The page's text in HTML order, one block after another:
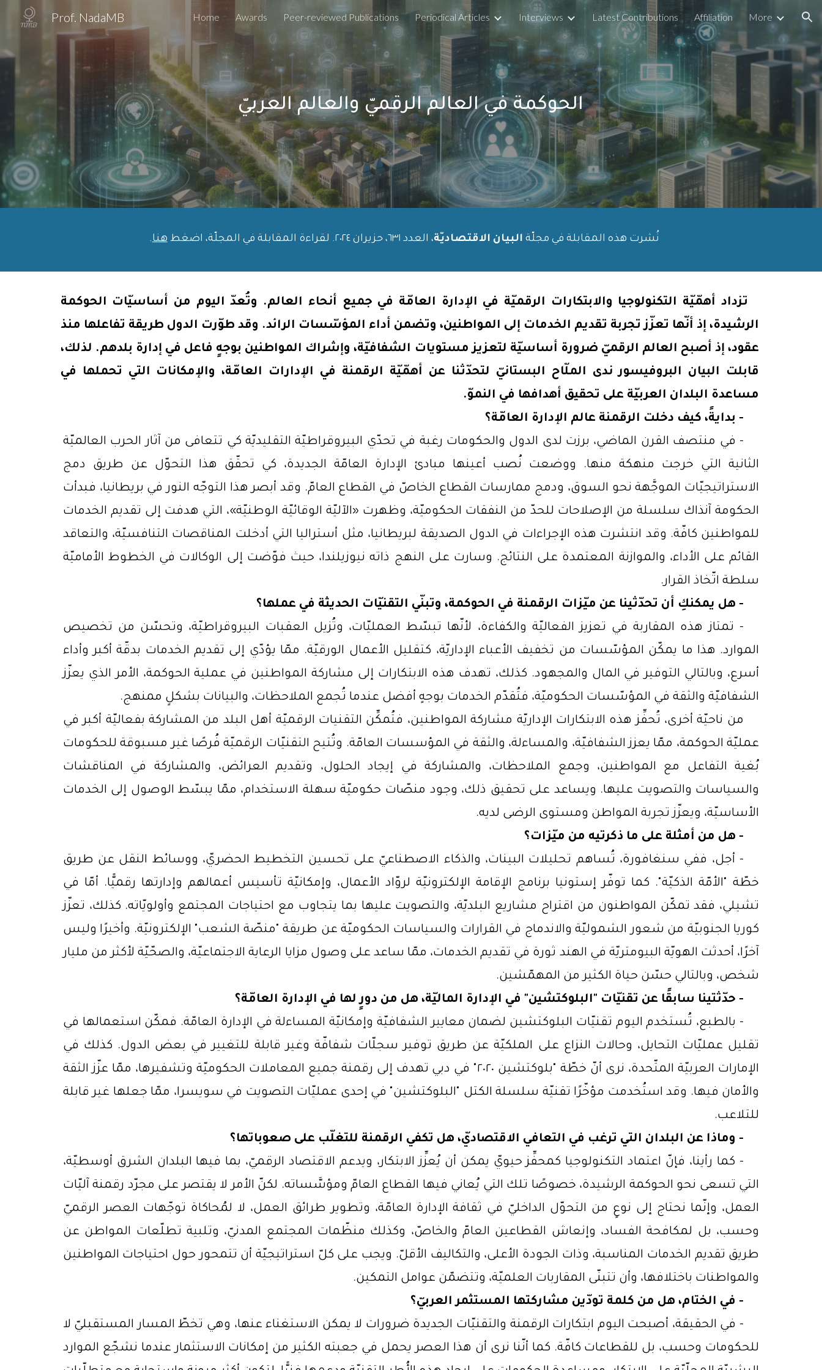
Skip to main content Skip to navigation
Prof. NadaMB Home Awards Peer-reviewed Publications Periodical Articles Interviews Latest Contributions Affiliation More
الحوكمة في العالم الرقميّ والعالم العربيّ
نُشرت هذه المقابلة في مجلّة البيان الاقتصاديّة، العدد ٦ ٣١ ،حزيران٢٠٢٤. لقراءة المقابلة في المجلّة، اضغط هنا.
تزداد أهمّيّة التكنولوجيا والابتكارات الرقميّة في الإدارة العامّة في جميع أنحاء العالم. وتُعدّ اليوم من أساسيّات الحوكمة
الرشيدة، إذ أنّها تعزّز تجربة تقديم الخدمات إلى المواطنين، وتضمن أداء المؤسّسات الرائد. وقد طوّرت الدول طريقة تفاعلها منذ
عقود، إذ أصبح العالم الرقميّ ضرورة أساسيّة لتعزيز مستويات الشفافيّة، وإشراك المواطنين بوجهٍ فاعل في إدارة بلدهم. لذلك،
قابلت البيان البروفيسور ندى الملّاح البستانيّ لتحدّثنا عن أهمّيّة الرقمنة في الإدارات العامّة، والإمكانات التي تحملها في
مساعدة البلدان العربيّة على تحقيق أهدافها في النموّ.
- بدايةً، كيف دخلت الرقمنة عالم الإدارة العامّة؟
- في منتصف القرن الماضي، برزت لدى الدول والحكومات رغبة في تحدّي البيروقراطيّة التقليديّة كي تتعافى من آثار الحرب العالميّة
الثانية التي خرجت منهكة منها. ووضعت نُصب أعينها مبادئ الإدارة العامّة الجديدة، كي تحقّق هذا التحوّل عن طريق دمج
الاستراتيجيّات الموجَّهة نحو السوق، ودمج ممارسات القطاع الخاصّ في القطاع العامّ. وقد أبصر هذا التوجّه النور في بريطانيا، فبدأت
الحكومة آنذاك سلسلة من الإصلاحات للحدّ من النفقات الحكوميّة، وظهرت «الآليّة الوقائيّة الوطنيّة»، التي هدفت إلى تقديم الخدمات
للمواطنين كافّة. وقد انتشرت هذه الإجراءات في الدول الصديقة لبريطانيا، مثل أستراليا التي أدخلت المناقصات التنافسيّة، والتعاقد
القائم على الأداء، والموازنة المعتمدة على النتائج. وسارت على النهج ذاته نيوزيلندا، حيث فوّضت إلى الوكالات في الخطوط الأماميّة
سلطة اتّخاذ القرار.
- هل يمكنكِ أن تحدّثينا عن ميّزات الرقمنة في الحوكمة، وتبنّي التقنيّات الحديثة في عملها؟
- تمتاز هذه المقاربة في تعزيز الفعاليّة والكفاءة، لأنّها تبسّط العمليّات، وتُزيل العقبات البيروقراطيّة، وتحسّن من تخصيص
الموارد. هذا ما يمكّن المؤسّسات من تخفيف الأعباء الإداريّة، كتقليل الأعمال الورقيّة. ممّا يؤدّي إلى تقديم الخدمات بدقّة أكبر وأداء
أسرع، وبالتالي التوفير في المال والمجهود. كذلك، تهدف هذه الابتكارات إلى مشاركة المواطنين في عملية الحوكمة، الأمر الذي يعزّز
الشفافيّة والثقة في المؤسّسات الحكوميّة، فتُقدّم الخدمات بوجهٍ أفضل عندما تُجمع الملاحظات، والبيانات بشكلٍ ممنهج.
من ناحيّة أخرى، تُحفِّز هذه الابتكارات الإداريّة مشاركة المواطنين، فتُمكِّن التقنيات الرقميّة أهل البلد من المشاركة بفعاليّة أكبر في
عمليّة الحوكمة، ممّا يعزز الشفافيّة، والمساءلة، والثقة في المؤسسات العامّة. وتُتيح التقنيّات الرقميّة فُرصًا غير مسبوقة للحكومات
بُغية التفاعل مع المواطنين، وجمع الملاحظات، والمشاركة في إيجاد الحلول، وتقديم العرائض، والمشاركة في المناقشات
والسياسات والتصويت عليها. ويساعد على تحقيق ذلك، وجود منصّات حكوميّة سهلة الاستخدام، ممّا يبسّط الوصول إلى الخدمات
الأساسيّة، ويعزّز تجربة المواطن ومستوى الرضى لديه.
- هل من أمثلة على ما ذكرتيه من ميّزات؟
- أجل، ففي سنغافورة، تُساهم تحليلات البينات، والذكاء الاصطناعيّ على تحسين التخطيط الحضريّ، ووسائط النقل عن طريق
خطّة "الأمّة الذكيّة". كما توفّر إستونيا برنامج الإقامة الإلكترونيّة لروّاد الأعمال، وإمكانيّة تأسيس أعمالهم وإدارتها رقميًّا. أمّا في
تشيلي، فقد تمكّن المواطنون من اقتراح مشاريع البلديّة، والتصويت عليها بما يتجاوب مع احتياجات المجتمع وأولويّاته. كذلك، تعزّز
كوريا الجنوبيّة من شعور الشموليّة والاندماج في القرارات والسياسات الحكوميّة عن طريقة "منصّة الشعب" الإلكترونيّة. وأخيرًا وليس
آخرًا، أحدثت الهويّة البيومتريّة في الهند ثورة في تقديم الخدمات، ممّا ساعد على وصول مزايا الرعاية الاجتماعيّة، والصحّيّة لأكثر من مليار
شخص، وبالتالي حسّن حياة الكثير من المهمّشين.
- حدّثتينا سابقًا عن تقنيّات "البلوكتشين" في الإدارة الماليّة، هل من دورٍ لها في الإدارة العامّة؟
- بالطبع، تُستخدم اليوم تقنيّات البلوكتشين لضمان معايير الشفافيّة وإمكانيّة المساءلة في الإدارة العامّة. فمكّن استعمالها في
تقليل عمليّات التحايل، وحالات النزاع على الملكيّة عن طريق توفير سجلّات شفافّة وغير قابلة للتغيير في بعض الدول. كذلك في
الإمارات العربيّة المتّحدة، نرى أنّ خطّة "بلوكتشين ٢٠٢٠" في دبي تهدف إلى رقمنة جميع المعاملات الحكوميّة وتشفيرها، ممّا عزّز الثقة
والأمان فيها. وقد استُخدمت مؤخّرًا تقنيّة سلسلة الكتل "البلوكتشين" في إحدى عمليّات التصويت في سويسرا، ممّا جعلها غير قابلة
للتلاعب.
- وماذا عن البلدان التي ترغب في التعافي الاقتصاديّ، هل تكفي الرقمنة للتغلّب على صعوباتها؟
- كما رأينا، فإنّ اعتماد التكنولوجيا كمحفِّز حيويّ يمكن أن يُعزِّز الابتكار، ويدعم الاقتصاد الرقميّ، بما فيها البلدان الشرق أوسطيّة،
التي تسعى نحو الحوكمة الرشيدة، خصوصًا تلك التي يُعاني فيها القطاع العامّ ومؤسَّساته. لكنّ الأمر لا يقتصر على مجرّد رقمنة آليّات
العمل، وإنّما نحتاج إلى نوعٍ من التحوّل الداخليّ في ثقافة الإدارة العامّة، وتطوير طرائق العمل، لا لمُحاكاة توجّهات العصر الرقميّ
وحسب، بل لمكافحة الفساد، وإنعاش القطاعين العامّ والخاصّ، وكذلك منظّمات المجتمع المدنيّ، وتلبية تطلّعات المواطن عن
طريق تقديم الخدمات المناسبة، وذات الجودة الأعلى، والتكاليف الأقلّ. ويجب على كلّ استراتيجيّة أن تتمحور حول احتياجات المواطنين
والمواطنات باختلافها، وأن تتبنّى المقاربات العلميّة، وتتضمّن عوامل التمكين.
- في الختام، هل من كلمة تودّين مشاركتها المستثمر العربيّ؟
- في الحقيقة، أصبحت اليوم ابتكارات الرقمنة والتقنيّات الجديدة ضرورات لا يمكن الاستغناء عنها، وهي تخطّ المسار المستقبليّ لا
للحكومات وحسب، بل للقطاعات كافّة. كما أنّنا نرى أن هذا العصر يحمل في جعبته الكثير من إمكانات الاستثمار عندما نشجّع الموارد